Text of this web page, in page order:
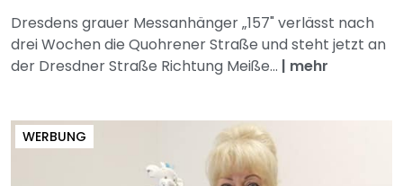
Dresdens grauer Messanhänger „157" verlässt nach
drei Wochen die Quohrener Straße und steht jetzt an
der Dresdner Straße Richtung Meiße... | mehr
WERBUNG